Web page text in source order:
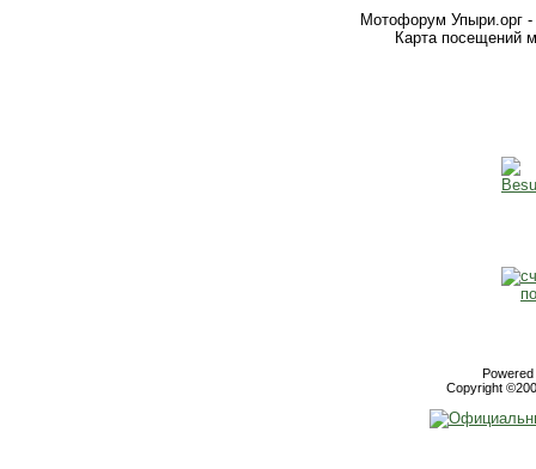
Мотофорум Упыри.орг -
Карта посещений
Copyright